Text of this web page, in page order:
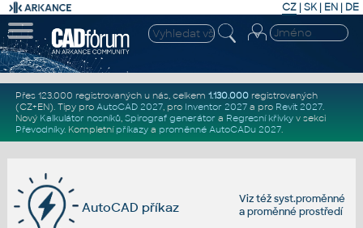
CZ | SK| EN | DE
Přes 123.000 registrovaných u nás, celkem 1.130.000registrovaných
(CZ+EN). Tipy pro AutoCAD 2027, pro Inventor 2027a pro Revit 2027.
Nový Kalkulátor nosníků, Spirograf generátor a Regresní křivkyv sekci
Převodníky. Kompletní příkazya proměnné AutoCADu 2027.
Viz téžsyst.proměnné
aproměnné prostředí
AutoCAD příkaz